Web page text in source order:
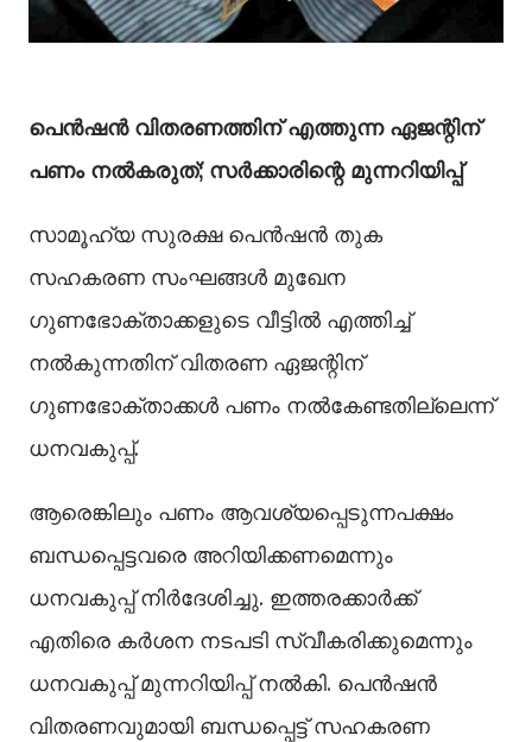
പെന്‍ഷന്‍ വിതരണത്തിന് എത്തുന്ന ഏജന്റിന്
പണം നല്‍കരുത്; സര്‍ക്കാരിന്റെ മുന്നറിയിപ്പ്
സാമൂഹ്യ സുരക്ഷ പെന്‍ഷന്‍ തുക
സഹകരണ സംഘങ്ങള്‍ മുഖേന
ഗുണഭോക്താക്കളുടെ വീട്ടിൽ എത്തിച്ച്
നല്‍കുന്നതിന് വിതരണ ഏജന്റിന്
ഗുണഭോക്താക്കള്‍ പണം നല്‍കേണ്ടതില്ലെന്ന്
ധനവകുപ്പ്.
ആരെങ്കിലും പണം ആവശ്യപ്പെടുന്നപക്ഷം
ബന്ധപ്പെട്ടവരെ അറിയിക്കണമെന്നും
ധനവകുപ്പ് നിര്‍ദേശിച്ചു. ഇത്തരക്കാര്‍ക്ക്
എതിരെ കര്‍ശന നടപടി സ്വീകരിക്കുമെന്നും
ധനവകുപ്പ് മുന്നറിയിപ്പ് നല്‍കി. പെന്‍ഷന്‍
വിതരണവുമായി ബന്ധപ്പെട്ട് സഹകരണ